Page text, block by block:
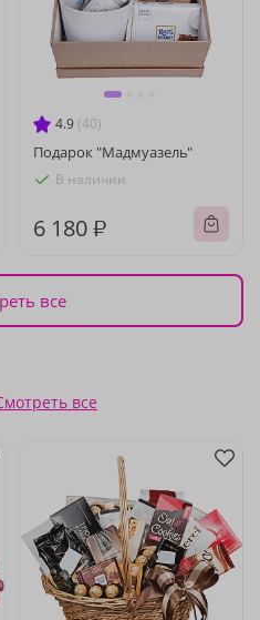
4.9 (40)
Подарок "Мадмуазель"
В наличии
6 180 ₽
все
все